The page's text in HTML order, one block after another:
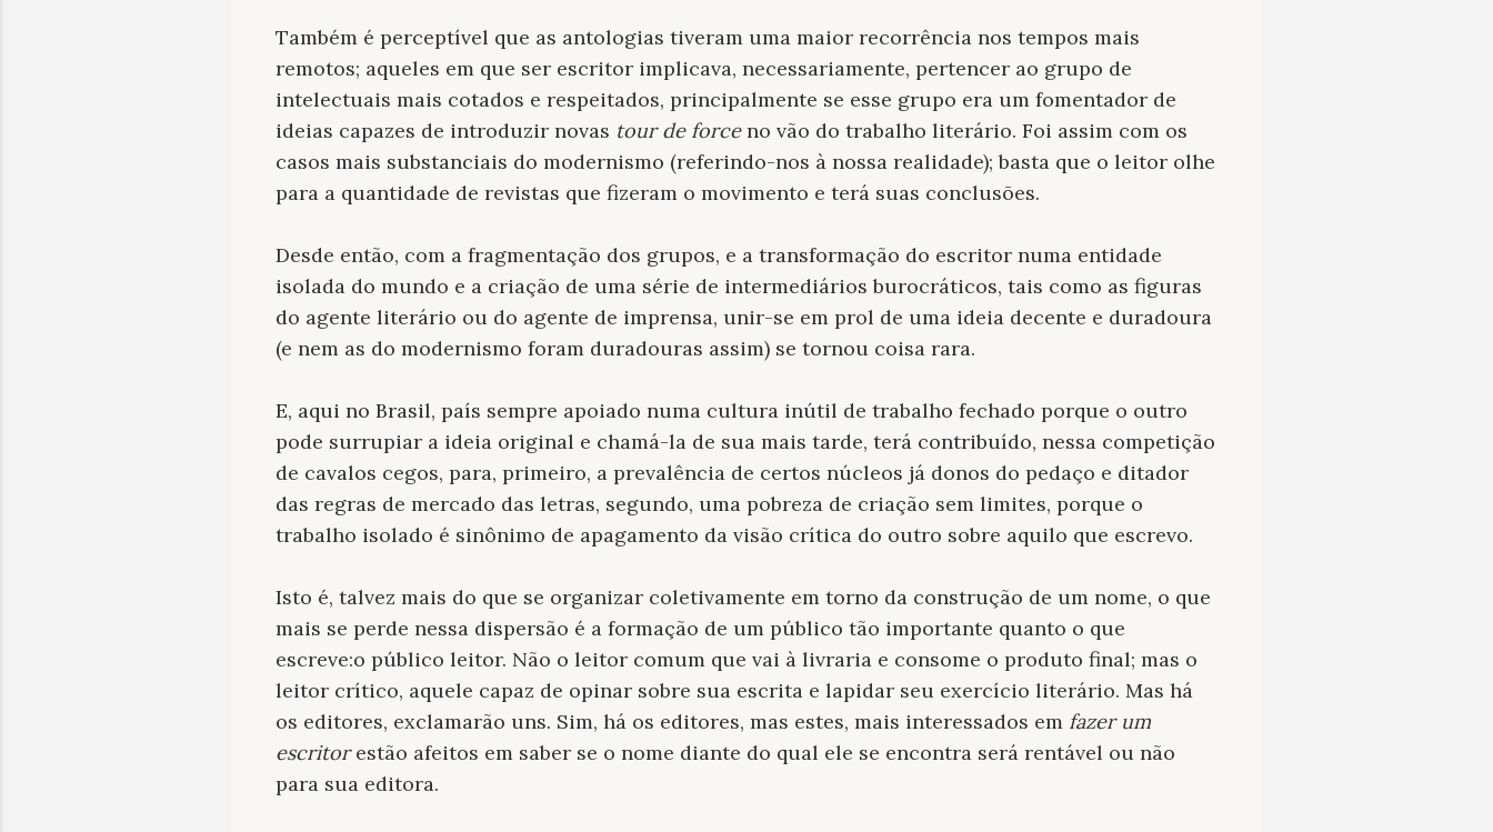
Também é perceptível que as antologias tiveram uma maior recorrência nos tempos mais
remotos; aqueles em que ser escritor implicava, necessariamente, pertencer ao grupo de
intelectuais mais cotados e respeitados, principalmente se esse grupo era um fomentador de
ideias capazes de introduzir novas tour de forceno vão do trabalho literário. Foi assim com os
casos mais substanciais do modernismo (referindo-nos à nossa realidade); basta que o leitor olhe
para a quantidade de revistas que fizeram o movimento e terá suas conclusões.
Desde então, com a fragmentação dos grupos, e a transformação do escritor numa entidade
isolada do mundo e a criação de uma série de intermediários burocráticos, tais como as figuras
do agente literário ou do agente de imprensa, unir-se em prol de uma ideia decente e duradoura
(e nem as do modernismo foram duradouras assim) se tornou coisa rara.
E, aqui no Brasil, país sempre apoiado numa cultura inútil de trabalho fechado porque o outro
pode surrupiar a ideia original e chamá-la de sua mais tarde, terá contribuído, nessa competição
de cavalos cegos, para, primeiro, a prevalência de certos núcleos já donos do pedaço e ditador
das regras de mercado das letras, segundo, uma pobreza de criação sem limites, porque o
trabalho isolado é sinônimo de apagamento da visão crítica do outro sobre aquilo que escrevo.
Isto é, talvez mais do que se organizar coletivamente em torno da construção de um nome, o que
mais se perde nessa dispersão é a formação de um público tão importante quanto o que
escreve:o público leitor. Não o leitor comum que vai à livraria e consome o produto final; mas o
leitor crítico, aquele capaz de opinar sobre sua escrita e lapidar seu exercício literário. Mas há
os editores, exclamarão uns. Sim, há os editores, mas estes, mais interessados em fazer um
escritorestão afeitos em saber se o nome diante do qual ele se encontra será rentável ou não
para sua editora.